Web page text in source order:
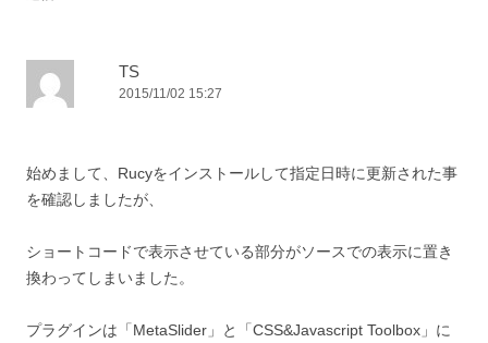
TS
2015/11/02 15:27
始めまして、Rucyをインストールして指定日時に更新された事
を確認しましたが、
ショートコードで表示させている部分がソースでの表示に置き
換わってしまいました。
プラグインは「MetaSlider」と「CSS&Javascript Toolbox」に